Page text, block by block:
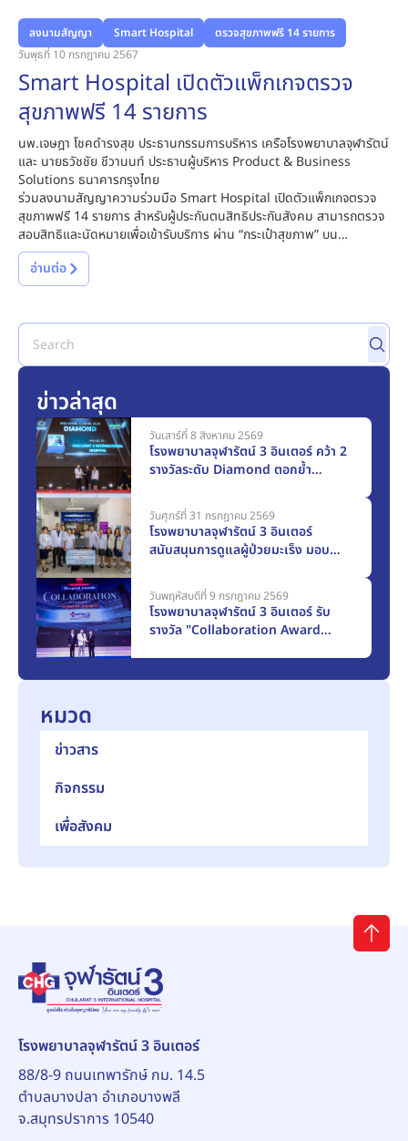
ลงนามสัญญา Smart Hospital
ตรวจสุขภาพฟรี 14 รายการ
วันพุธที่ 10 กรกฎาคม 2567
Smart Hospital เปิดตัวแพ็กเกจตรวจ
สุขภาพฟรี 14 รายการ
นพ.เจษฎา โชคดำรงสุข ประธานกรรมการบริหาร เครือโรงพยาบาลจุฬารัตน์
และ นายธวัชชัย ชีวานนท์ ประธานผู้บริหาร Product & Business
Solutions ธนาคารกรุงไทย
ร่วมลงนามสัญญาความร่วมมือSmart Hospital เปิดตัวแพ็กเกจตรวจ
สุขภาพฟรี 14รายการ สำหรับผู้ประกันตนสิทธิประกันสังคม สามารถตรวจ
สอบสิทธิและนัดหมายเพื่อเข้ารับบริการ ผ่าน “กระเป๋าสุขภาพ” บน
แอปพลิเคชัน“
พยาบาลจุฬารัตน์เป็นแห่งแรก
อ่านต่อ
ข่าวล่าสุด
วันเสาร์ที่ 8 สิงหาคม 2569
โรงพยาบาลจุฬารัตน์ 3 อินเตอร์ คว้า 2
รางวัลระดับ Diamond ตอกย้ำ
สมองระดับโลก
วันศุกร์ที่ 31 กรกฎาคม 2569
โรงพยาบาลจุฬารัตน์ 3 อินเตอร์
สนับสนุนการดูแลผู้ป่วยมะเร็ง มอบ
สมุทรปราการ มูลค่า 117,000 บาท
วันพฤหัสบดีที่ 9 กรกฎาคม 2569
โรงพยาบาลจุฬารัตน์ 3 อินเตอร์ รับ
รางวัล "Collaboration Award
หมวด
ข่าวสาร
กิจกรรม
เพื่อสังคม
โรงพยาบาลจุฬารัตน์ 3 อินเตอร์
88/8-9 ถนนเทพารักษ์ กม. 14.5
ตำบลบางปลา อำเภอบางพลี
จ.สมุทรปราการ 10540